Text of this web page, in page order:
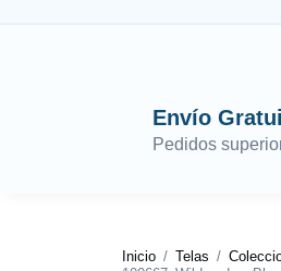
Envío
Pedidos
Inicio / Telas /